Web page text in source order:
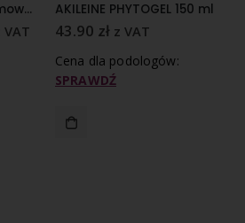
HEMOALUSTAT do tamowania drobnych krwawień – różne pojemności
VAT
AKILEINE PHYTOGEL 150 ml
43.90 zł z VAT
Cena dla podologów:
SPRAWDŹ